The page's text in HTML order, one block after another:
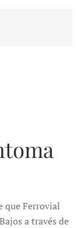
que Ferrovial
a través de